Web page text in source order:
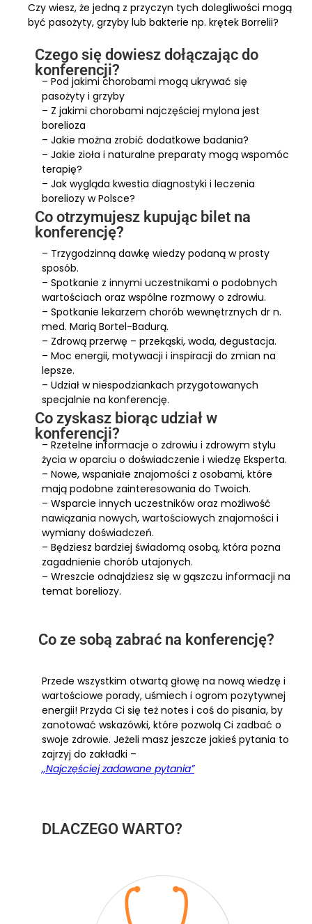
Czy wiesz, że jedną z przyczyn tych dolegliwości mogą
być pasożyty, grzyby lub bakterie np. krętek Borrelii?
Czego się dowiesz dołączając do
konferencji?
– Pod jakimi chorobami mogą ukrywać się
pasożyty i grzyby
– Z jakimi chorobami najczęściej mylona jest
borelioza
– Jakie można zrobić dodatkowe badania?
– Jakie zioła i naturalne preparaty mogą wspomóc
terapię?
– Jak wygląda kwestia diagnostyki i leczenia
boreliozy w Polsce?
Co otrzymujesz kupując bilet na
konferencję?
– Trzygodzinną dawkę wiedzy podaną w prosty
sposób.
– Spotkanie z innymi uczestnikami o podobnych
wartościach oraz wspólne rozmowy o zdrowiu.
– Spotkanie lekarzem chorób wewnętrznych dr n.
med. Marią Bortel-Badurą.
– Zdrową przerwę – przekąski, woda, degustacja.
– Moc energii, motywacji i inspiracji do zmian na
lepsze.
– Udział w niespodziankach przygotowanych
specjalnie na konferencję.
Co zyskasz biorąc udział w
konferencji?
– Rzetelne informacje o zdrowiu i zdrowym stylu
życia w oparciu o doświadczenie i wiedzę Eksperta.
– Nowe, wspaniałe znajomości z osobami, które
mają podobne zainteresowania do Twoich.
– Wsparcie innych uczestników oraz możliwość
nawiązania nowych, wartościowych znajomości i
wymiany doświadczeń.
– Będziesz bardziej świadomą osobą, która pozna
zagadnienie chorób utajonych.
– Wreszcie odnajdziesz się w gąszczu informacji na
temat boreliozy.
Co ze sobą zabrać na konferencję?
Przede wszystkim otwartą głowę na nową wiedzę i
wartościowe porady, uśmiech i ogrom pozytywnej
energii! Przyda Ci się też notes i coś do pisania, by
zanotować wskazówki, które pozwolą Ci zadbać o
swoje zdrowie. Jeżeli masz jeszcze jakieś pytania to
zajrzyj do zakładki –
,,Najczęściej zadawane pytania”
DLACZEGO WARTO?